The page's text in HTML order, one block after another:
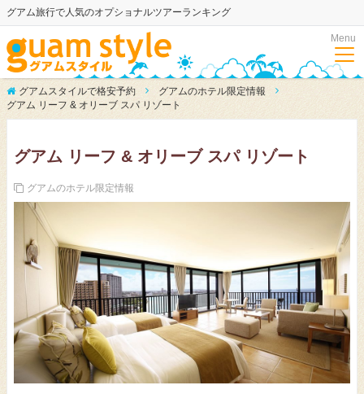
グアム旅行で人気のオプショナルツアーランキング
Menu
グアムスタイルで格安予約
グアムのホテル限定情報
グアム リーフ & オリーブ スパ リゾート
グアム リーフ & オリーブ スパ リゾート
グアムのホテル限定情報